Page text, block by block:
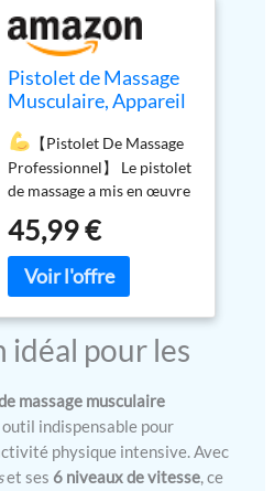
Pistolet de Massage
Musculaire, Appareil
des Tissus Profonds
avec 35000RPM 30
Vitesses 8 Têtes de
massage et l'Écran
LCD Massage Gun
Pour Soulager
Douleurs et Raideurs
【Pistolet De Massage
Professionnel】 Le pistolet
de massage a mis en œuvre
jusqu'à 3500 coups
puissants par minute pour
atteindre les tissus
détendre les muscles
flux sanguin, à soulager la
raideur et la fatigue
musculaires et，Après
avoir fait de l'exercice au
45,99 €
idéal pour les
massage musculaire
indispensable pour
physique intensive. Avec
et ses 6 niveaux de vitesse, ce